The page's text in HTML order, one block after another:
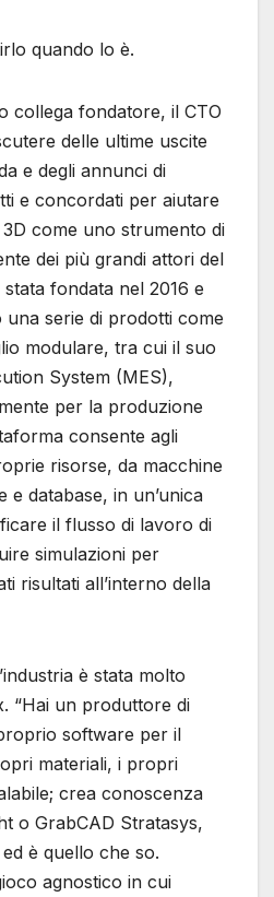
quando lo è.
collega fondatore, il CTO
delle ultime uscite
e degli annunci di
e concordati per aiutare
come uno strumento di
dei più grandi attori del
fondata nel 2016 e
serie di prodotti come
modulare, tra cui il suo
System (MES),
per la produzione
consente agli
risorse, da macchine
e database, in un’unica
il flusso di lavoro di
simulazioni per
risultati all’interno della
è stata molto
“Hai un produttore di
software per il
materiali, i propri
crea conoscenza
o GrabCAD Stratasys,
è quello che so.
agnostico in cui